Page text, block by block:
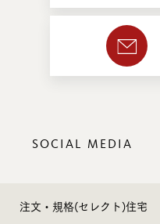
SOCIAL MEDIA
注文・規格(セレクト)住宅